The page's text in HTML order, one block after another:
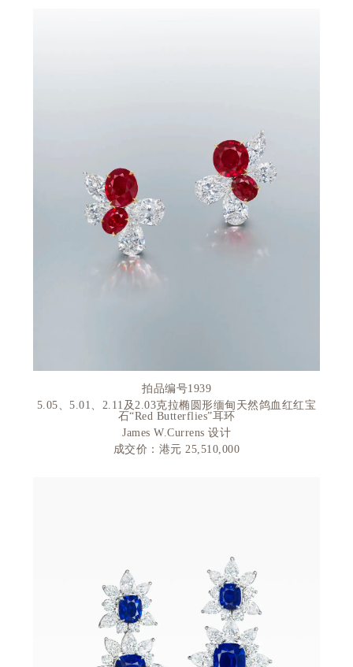
拍品编号1939
5.05、5.01、2.11及2.03克拉椭圆形缅甸天然鸽血红红宝
石“Red Butterflies”耳环
James W.Currens 设计
成交价：港元 25,510,000